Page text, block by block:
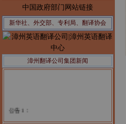
中国政府部门网站链接
新华社、外交部、专利局、翻译协会
漳州翻译公司集团新闻